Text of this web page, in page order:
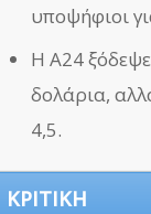
υποψήφιοι
Η A24
δολάρια,
4,5.
ΚΡΙΤΙΚΗ